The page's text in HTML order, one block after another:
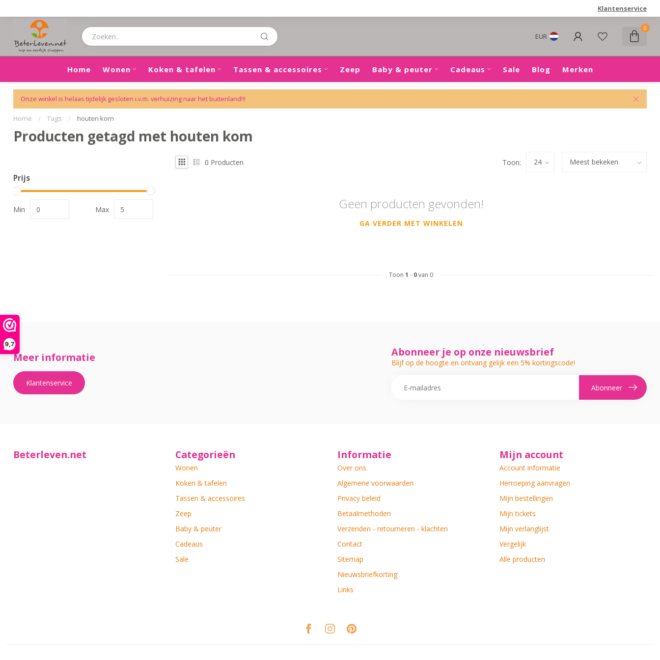
9,7
Klantenservice
EUR
0
Home Wonen Koken & tafelen Tassen & accessoires Zeep Baby & peuter Cadeaus Sale Blog Merken
Onze winkel is helaas tijdelijk gesloten i.v.m. verhuizing naar het buitenland!!!
Home / Tags / houten kom
Producten getagd met houten kom
Prijs
Min Max
0 Producten Toon:
Geen producten gevonden!
GA VERDER MET WINKELEN
Toon 1 - 0van 0
Meer informatie
Klantenservice
Abonneer je op onze nieuwsbrief
Blijf op de hoogte en ontvang gelijk een 5% kortingscode!
Abonneer
Beterleven.net Categorieën
Wonen
Koken & tafelen
Tassen & accessoires
Zeep
Baby & peuter
Cadeaus
Sale
Informatie
Over ons
Algemene voorwaarden
Privacy beleid
Betaalmethoden
Verzenden - retourneren - klachten
Contact
Sitemap
Nieuwsbriefkorting
Links
Mijn account
Account informatie
Herroeping aanvragen
Mijn bestellingen
Mijn tickets
Mijn verlanglijst
Vergelijk
Alle producten